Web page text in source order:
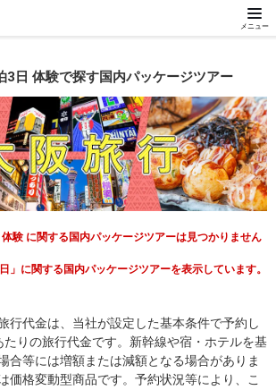
メニュー
3日 体験で探す国内パッケージツアー
験 に関する国内パッケージツアーは見つかりません
」に関する国内パッケージツアーを表示しています。
行代金は、当社が設定した基本条件で予約し
たりの旅行代金です。新幹線や宿・ホテルを基
合等には増額または減額となる場合がありま
価格変動型商品です。予約状況等により、こ